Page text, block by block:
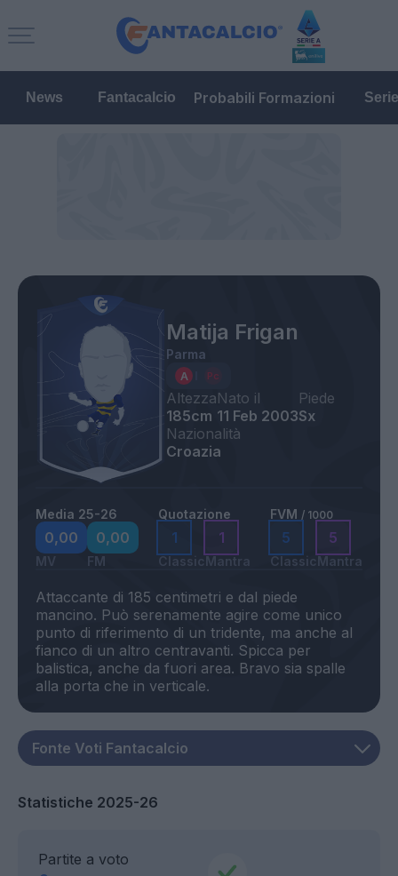
News Fantacalcio Probabili Formazioni
Matija Frigan
Parma
Altezza
185cm
Nato il
11 Feb 2003
Piede
Sx
Nazionalità
Croazia
Media 25-26
0,00
MV
0,00
FM
Quotazione
1
Classic
1
Mantra
FVM / 1000
5
Classic
5
Mantra
Attaccante di 185 centimetri e dal piede
mancino. Può serenamente agire come unico
punto di riferimento di un tridente, ma anche al
fianco di un altro centravanti. Spicca per
balistica, anche da fuori area. Bravo sia spalle
Statistiche 2025-26
Partite a voto